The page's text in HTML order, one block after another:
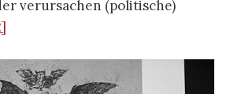
Ferdinand durch serbische
Regierungen in Wien und
wie geplant,